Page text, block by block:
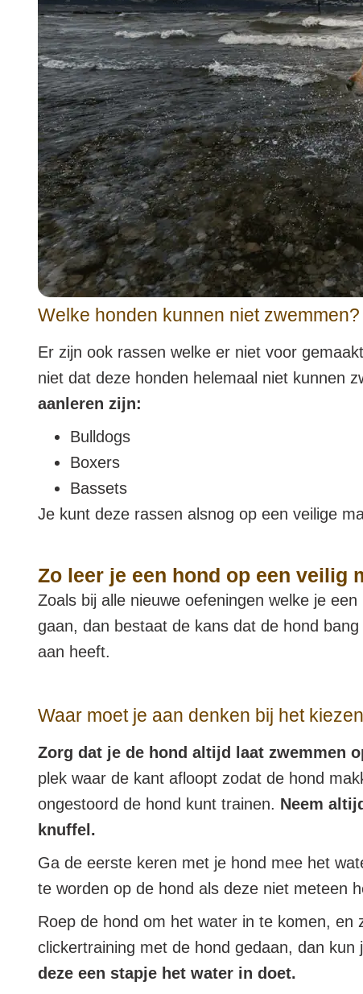
Welke honden kunnen niet zwemmen?
Er zijn ook rassen welke er niet voor
niet dat deze honden helemaal niet kunnen
aanleren zijn:
Bulldogs
Boxers
Bassets
Je kunt deze rassen alsnog op een veilige
Zo leer je een hond op een veilig
Zoals bij alle nieuwe oefeningen welke je
gaan, dan bestaat de kans dat de hond
aan heeft.
Waar moet je aan denken bij het
Zorg dat je de hond altijd laat zwemmen
plek waar de kant afloopt zodat de hond
ongestoord de hond kunt trainen. Neem
knuffel.
Ga de eerste keren met je hond mee het
te worden op de hond als deze niet meteen
Roep de hond om het water in te komen, en
clickertraining met de hond gedaan, dan
deze een stapje het water in doet.